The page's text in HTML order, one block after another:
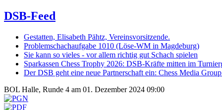
DSB-Feed
Gestatten, Elisabeth Pähtz, Vereinsvorsitzende.
Problemschachaufgabe 1010 (Löse-WM in Magdeburg)
Sie kann so vieles - vor allem richtig gut Schach spielen
Sparkassen Chess Trophy 2026: DSB-Kräfte mitten im
Der DSB geht eine neue Partnerschaft ein: Chess Media
BOL Halle, Runde 4 am 01. Dezember 2024 09:00